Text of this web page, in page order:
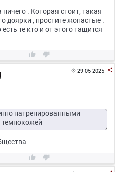
. Которая стоит, такая
доярки , простите жопастые .
те кто и от этого тащится
 
29-05-2025 
натренированными
темнокожей
 